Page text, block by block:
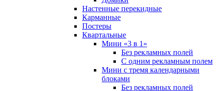
Настенные перекидные
Карманные
Постеры
Квартальные
Мини «3 в 1»
Без рекламных полей
С одним рекламным полем
Мини с тремя календарными
блоками
Без рекламных полей